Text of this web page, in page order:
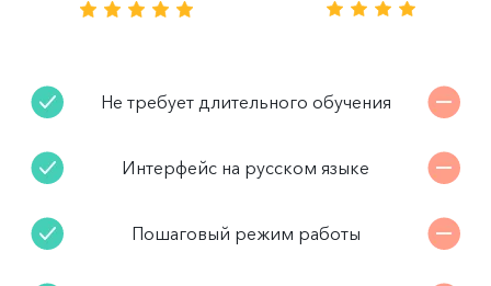
Не требует длительного обучения
Интерфейс на русском языке
Пошаговый режим работы